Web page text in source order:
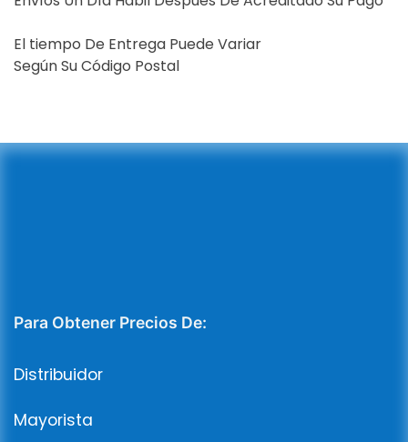
El tiempo De Entrega Puede Variar
Según Su Código Postal
Para Obtener Precios De:
Distribuidor
Mayorista